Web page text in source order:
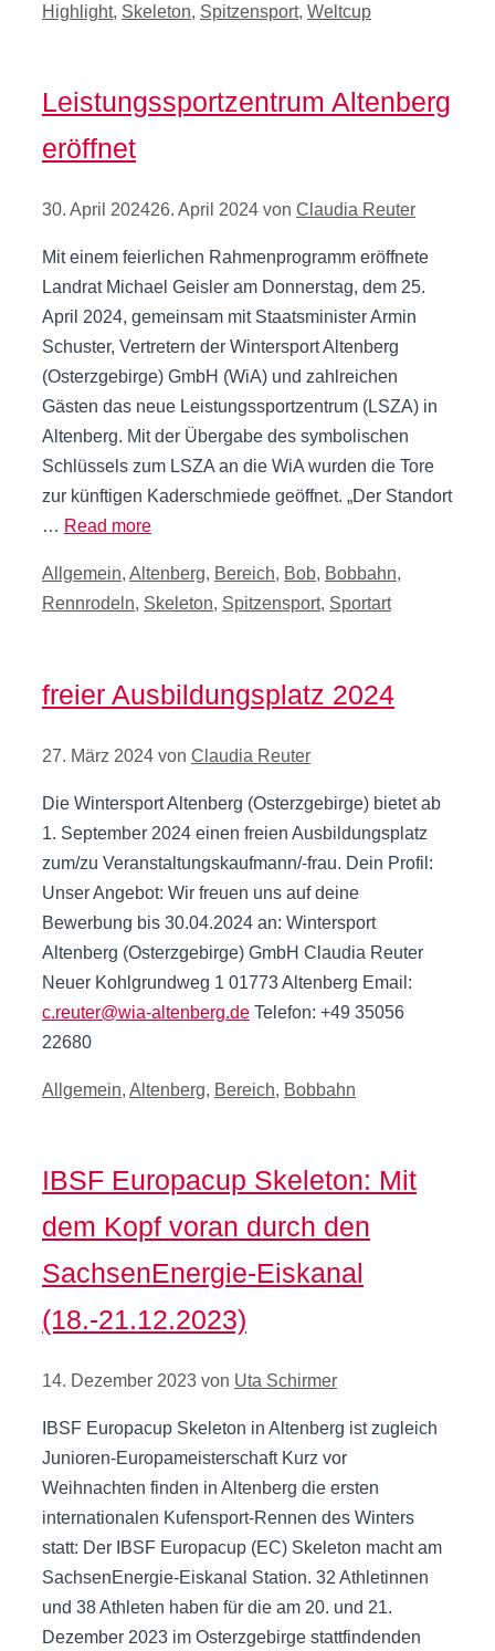
Highlight, Skeleton, Spitzensport, Weltcup
Leistungssportzentrum Altenberg
eröffnet
30. April 202426. April 2024 von Claudia Reuter
Mit einem feierlichen Rahmenprogramm eröffnete
Landrat Michael Geisler am Donnerstag, dem 25.
April 2024, gemeinsam mit Staatsminister Armin
Schuster, Vertretern der Wintersport Altenberg
(Osterzgebirge) GmbH (WiA) und zahlreichen
Gästen das neue Leistungssportzentrum (LSZA) in
Altenberg. Mit der Übergabe des symbolischen
Schlüssels zum LSZA an die WiA wurden die Tore
zur künftigen Kaderschmiede geöffnet. „Der Standort
… Read more
Kategorien
Allgemein, Altenberg, Bereich, Bob, Bobbahn,
Rennrodeln, Skeleton, Spitzensport, Sportart
freier Ausbildungsplatz 2024
27. März 2024 von Claudia Reuter
Die Wintersport Altenberg (Osterzgebirge) bietet ab
1. September 2024 einen freien Ausbildungsplatz
zum/zu Veranstaltungskaufmann/-frau. Dein Profil:
Unser Angebot: Wir freuen uns auf deine
Bewerbung bis 30.04.2024 an: Wintersport
Altenberg (Osterzgebirge) GmbH Claudia Reuter
Neuer Kohlgrundweg 1 01773 Altenberg Email:
c.reuter@wia-altenberg.de Telefon: +49 35056
22680
Kategorien
Allgemein, Altenberg, Bereich, Bobbahn
IBSF Europacup Skeleton: Mit
dem Kopf voran durch den
SachsenEnergie-Eiskanal
(18.-21.12.2023)
14. Dezember 2023 von Uta Schirmer
IBSF Europacup Skeleton in Altenberg ist zugleich
Junioren-Europameisterschaft Kurz vor
Weihnachten finden in Altenberg die ersten
internationalen Kufensport-Rennen des Winters
statt: Der IBSF Europacup (EC) Skeleton macht am
SachsenEnergie-Eiskanal Station. 32 Athletinnen
und 38 Athleten haben für die am 20. und 21.
Dezember 2023 im Osterzgebirge stattfindenden